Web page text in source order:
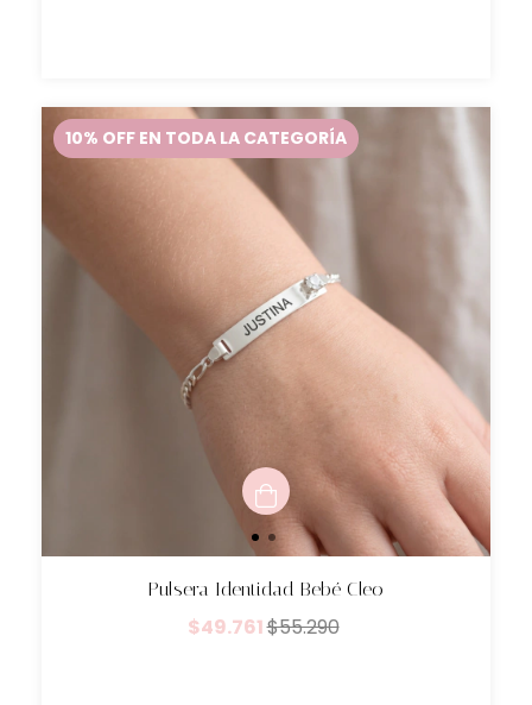
10% OFF EN TODA LA CATEGORÍA
Pulsera Identidad Bebé Cleo
$49.761$55.290